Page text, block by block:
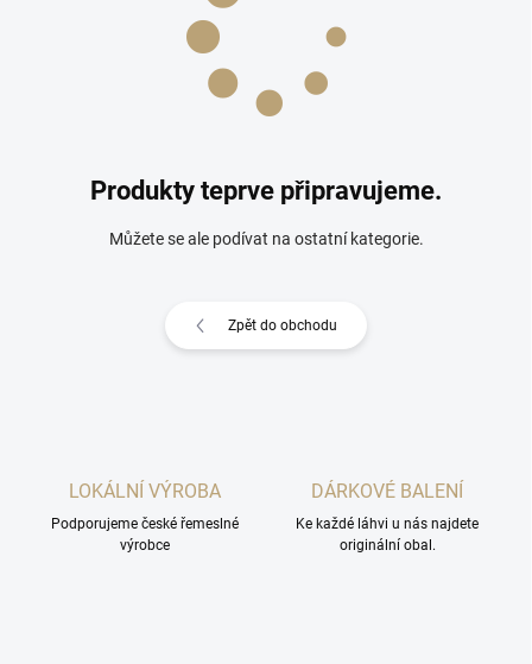
Produkty teprve připravujeme.
Můžete se ale podívat na ostatní kategorie.
Zpět do obchodu
LOKÁLNÍ VÝROBA
Podporujeme české řemeslné
výrobce
DÁRKOVÉ BALENÍ
Ke každé láhvi u nás najdete
originální obal.